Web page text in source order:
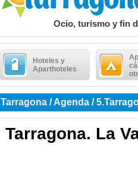
Ocio, turismo y fin
Hoteles y
Aparthoteles
Tarragona / Agenda /
Tarragona. La